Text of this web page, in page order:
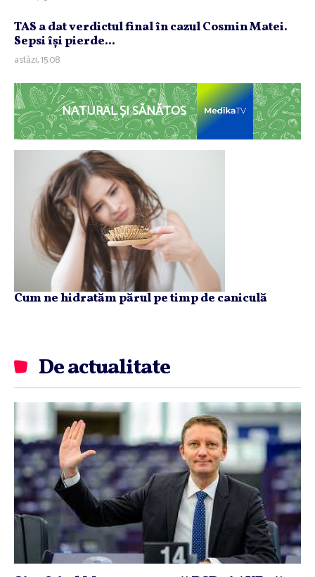
TAS a dat verdictul final în cazul Cosmin Matei.
Sepsi îşi pierde...
astăzi, 15:08
NATURAL ȘI SĂNĂTOS
Cum ne hidratăm părul pe timp de caniculă
De actualitate